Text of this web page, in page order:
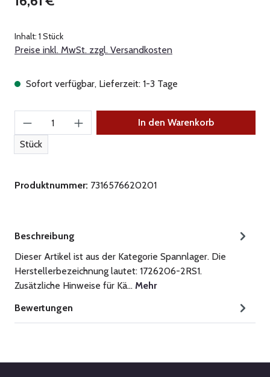
Inhalt: 1 Stück
Preise inkl. MwSt. zzgl. Versandkosten
Sofort verfügbar, Lieferzeit: 1-3 Tage
Produkt Anzahl: Gib den gewünschten Wert
Stück
In den Warenkorb
Produktnummer: 7316576620201
Beschreibung
Dieser Artikel ist aus der Kategorie Spannlager. Die
Herstellerbezeichnung lautet: 1726206-2RS1.
Zusätzliche Hinweise für Kä… Mehr
Bewertungen